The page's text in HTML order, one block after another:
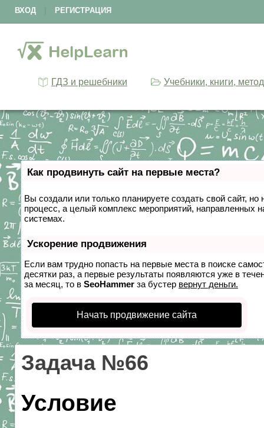
ВХОД РЕГИСТРАЦИЯ
ГДЗ и решебники Учебники, книги,
Как продвинуть сайт на первые места?
Вы создали или только планируете создать свой сайт,
процесс, а целый комплекс мероприятий, направленных
системах.
Ускорение продвижения
Если вам трудно попасть на первые места в поиске
десятки раз, а первые результаты появляются уже в
за месяц, то в SeoHammer за бустер вернут деньги.
Начать продвижение сайта
Задача №66
Условие